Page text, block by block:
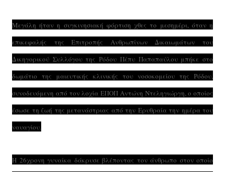
Μεγάλη ήταν η συγκινησιακή φόρτιση χθες το μεσημέρι, όταν η
επικεφαλής της Επιτροπής Ανθρωπίνων Δικαιωμάτων του
Δικηγορικού Συλλόγου της Ρόδου Πέπυ Παπαπαύλου μπήκε στο
δωμάτιο της μαιευτικής κλινικής του νοσοκομείου της Ρόδου,
συνοδευόμενη από τον λοχία ΕΠΟΠ Αντώνη Ντεληγιώργη, ο οποίος
έσωσε τη ζωή της μετανάστριας από την Ερυθραία την ημέρα του
ναυαγίου.
Η 26χρονη γυναίκα δάκρυσε βλέποντας τον άνθρωπο στον οποίο